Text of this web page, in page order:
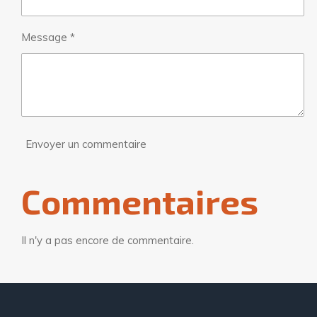
Message *
Envoyer un commentaire
Commentaires
Il n'y a pas encore de commentaire.